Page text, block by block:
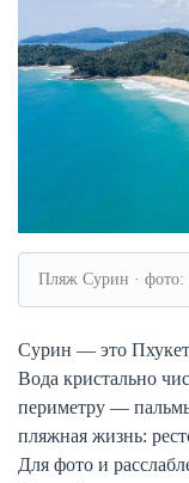
Пляж Сурин · фото:
Сурин — это
Вода кристально
периметру —
пляжная жизнь:
Для фото и